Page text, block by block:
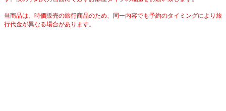
当商品は、時価販売の旅行商品のため、同一内容でも予約のタイミングにより旅
行代金が異なる場合があります。